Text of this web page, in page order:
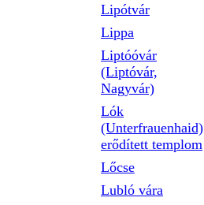
Lipótvár
Lippa
Liptóóvár
(Liptóvár,
Nagyvár)
Lók
(Unterfrauenhaid)
erődített templom
Lőcse
Lubló vára